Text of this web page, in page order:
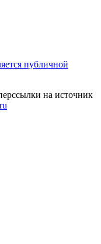
публичной
на источник